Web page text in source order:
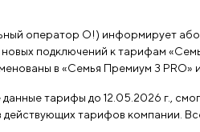
О!
«Семья Премиум 3» и «Семья
оператор О!) информирует
подключений к тарифам
в «Семья Премиум 3 PRO»
тарифы до 12.05.2026 г.,
действующих тарифов компании.